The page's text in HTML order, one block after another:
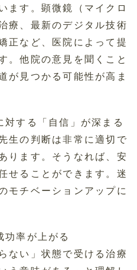
ます。顕微鏡（マイクロ
療、最新のデジタル技術
正など、医院によって提
。他院の意見を聞くこと
が見つかる可能性が高ま
する「自信」が深まる
生の判断は非常に適切で
ります。そうなれば、安
せることができます。迷
モチベーションアップに
率が上がる
ない」状態で受ける治療